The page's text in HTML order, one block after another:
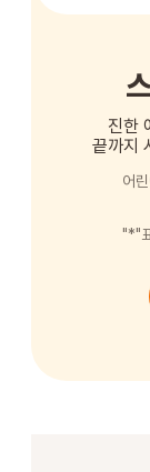
진한
끝까지
어
"*"